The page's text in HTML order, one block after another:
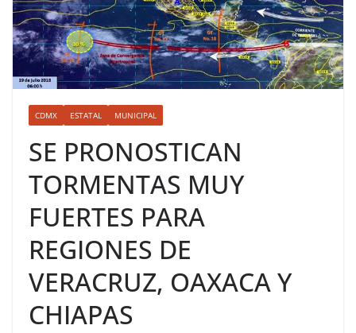
CDMX ESTATAL MUNICIPAL
SE PRONOSTICAN
TORMENTAS MUY
FUERTES PARA
REGIONES DE
VERACRUZ, OAXACA Y
CHIAPAS